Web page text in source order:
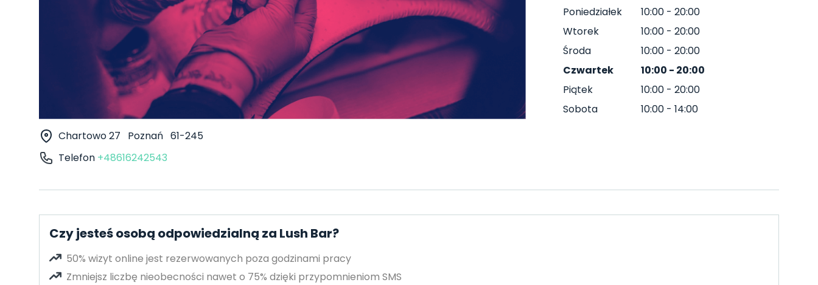
Chartowo 27 Poznań 61-245
Telefon +48616242543
Poniedziałek
10:00 - 20:00
Wtorek
10:00 - 20:00
Środa
10:00 - 20:00
Czwartek
10:00 - 20:00
Piątek
10:00 - 20:00
Sobota
10:00 - 14:00
Czy jesteś osobą odpowiedzialną za Lush Bar?
50% wizyt online jest rezerwowanych poza godzinami pracy
Zmniejsz liczbę nieobecności nawet o 75% dzięki przypomnieniom SMS